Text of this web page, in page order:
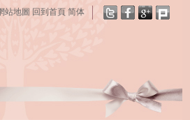
站地圖 回到首頁 简体